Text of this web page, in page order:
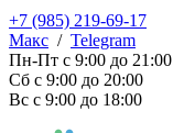
+7 (985) 219-69-17
Макс / Telegram
Пн-Пт с 9:00 до 21:00
Сб с 9:00 до 20:00
Вс с 9:00 до 18:00